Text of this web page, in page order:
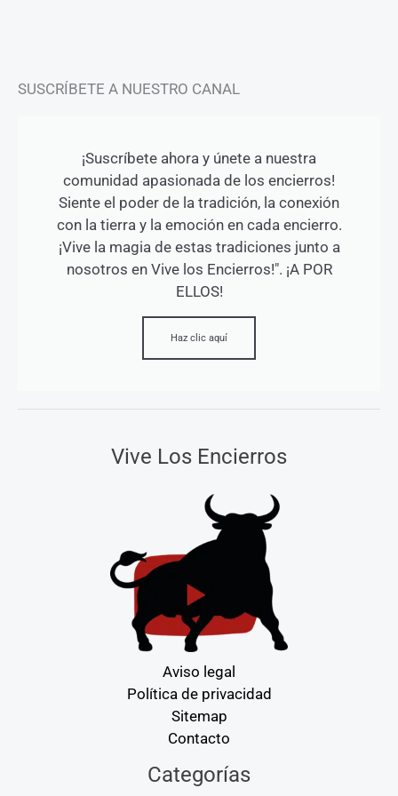
SUSCRÍBETE A NUESTRO CANAL
¡Suscríbete ahora y únete a nuestra
comunidad apasionada de los encierros!
Siente el poder de la tradición, la conexión
con la tierra y la emoción en cada encierro.
¡Vive la magia de estas tradiciones junto a
nosotros en Vive los Encierros!". ¡A POR
ELLOS!
Haz clic aquí
Vive Los Encierros
Aviso legal
Política de privacidad
Sitemap
Contacto
Categorías